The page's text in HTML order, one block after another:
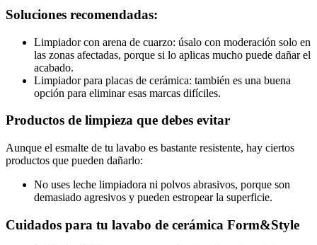
Soluciones recomendadas:
Limpiador con arena de cuarzo: úsalo con moderación solo en
las zonas afectadas, porque si lo aplicas mucho puede dañar el
acabado.
Limpiador para placas de cerámica: también es una buena
opción para eliminar esas marcas difíciles.
Productos de limpieza que debes evitar
Aunque el esmalte de tu lavabo es bastante resistente, hay ciertos
productos que pueden dañarlo:
No uses leche limpiadora ni polvos abrasivos, porque son
demasiado agresivos y pueden estropear la superficie.
Cuidados para tu lavabo de cerámica Form&Style